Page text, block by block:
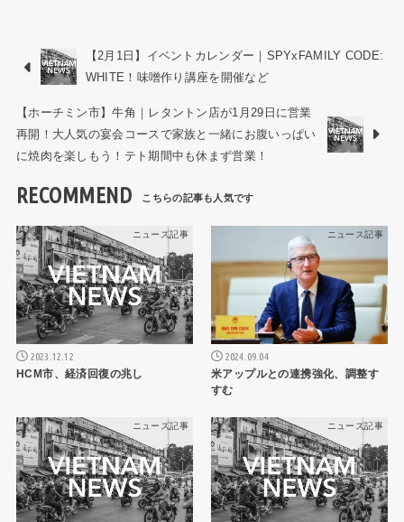
【2月1日】イベントカレンダー｜SPYxFAMILY CODE:
WHITE！味噌作り講座を開催など
【ホーチミン市】牛角｜レタントン店が1月29日に営業
再開！大人気の宴会コースで家族と一緒にお腹いっぱい
に焼肉を楽しもう！テト期間中も休まず営業！
RECOMMEND
ニュース記事
2023.12.12
HCM市、経済回復の兆し
ニュース記事
2024.09.04
米アップルとの連携強化、調整す
すむ
ニュース記事 ニュース記事